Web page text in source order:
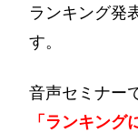
ランキング発
す。
音声セミナー
「ランキン